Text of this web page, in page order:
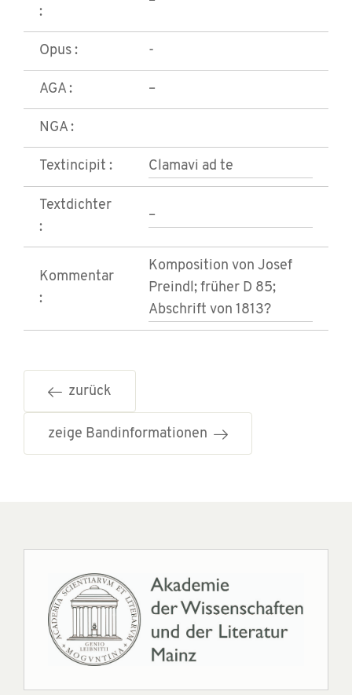
:
Opus : -
AGA : –
NGA :
Textincipit : Clamavi ad te
Textdichter
:
–
Kommentar
:
Komposition von Josef
Preindl; früher D 85;
Abschrift von 1813?
zurück
zeige Bandinformationen